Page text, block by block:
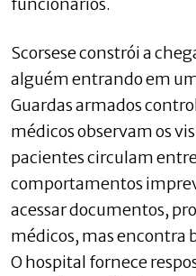
Scorsese constrói a
alguém entrando em
Guardas armados
médicos observam os
pacientes circulam
comportamentos
acessar documentos,
médicos, mas encontra
O hospital fornece